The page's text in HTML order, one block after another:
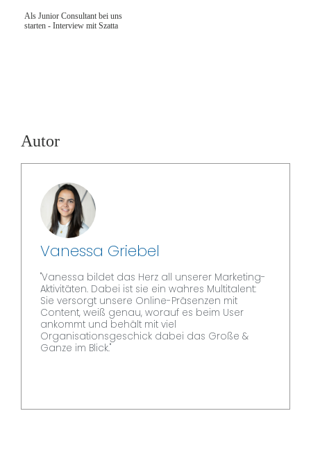
Als Junior Consultant bei uns
starten - Interview mit Szatta
Autor
Vanessa Griebel
"Vanessa bildet das Herz all unserer Marketing-
Aktivitäten. Dabei ist sie ein wahres Multitalent:
Sie versorgt unsere Online-Präsenzen mit
Content, weiß genau, worauf es beim User
ankommt und behält mit viel
Organisationsgeschick dabei das Große &
Ganze im Blick."